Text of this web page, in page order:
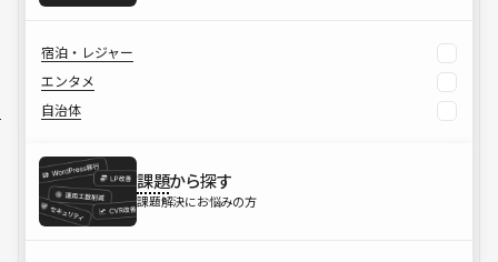
宿泊・レジャー
エンタメ
自治体
課題から探す
課題解決にお悩みの方